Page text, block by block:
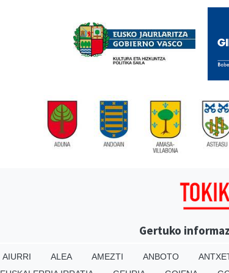
Gertuko
AIURRI ALEA AMEZTI ANBOTO